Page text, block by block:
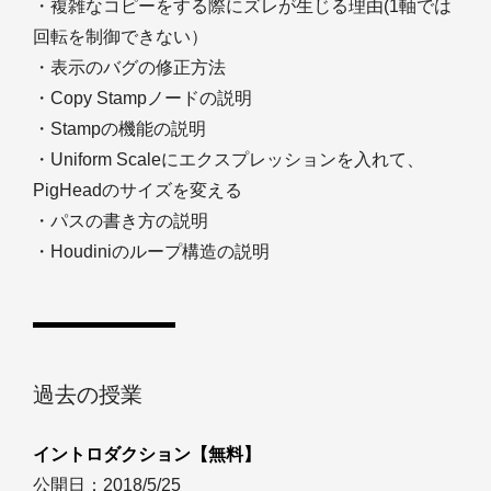
・複雑なコピーをする際にズレが生じる理由(1軸では
回転を制御できない）
・表示のバグの修正方法
・Copy Stampノードの説明
・Stampの機能の説明
・Uniform Scaleにエクスプレッションを入れて、
PigHeadのサイズを変える
・パスの書き方の説明
・Houdiniのループ構造の説明
過去の授業
イントロダクション【無料】
公開日：2018/5/25